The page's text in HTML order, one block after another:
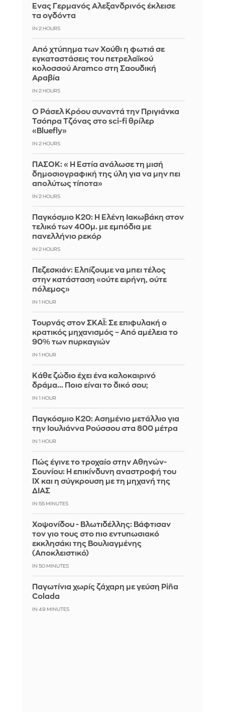
Ένας Γερμανός Αλεξανδρινός έκλεισε
τα ογδόντα
IN 2 HOURS
Από χτύπημα των Χούθι η φωτιά σε
εγκαταστάσεις του πετρελαϊκού
κολοσσού Aramco στη Σαουδική
Αραβία
IN 2 HOURS
Ο Ράσελ Κρόου συναντά την Πριγιάνκα
Τσόπρα Τζόνας στο sci-fi θρίλερ
«Bluefly»
IN 2 HOURS
ΠΑΣΟΚ: «Η Εστία ανάλωσε τη μισή
δημοσιογραφική της ύλη για να μην πει
απολύτως τίποτα»
IN 2 HOURS
Παγκόσμιο Κ20: Η Ελένη Ιακωβάκη στον
τελικό των 400μ. με εμπόδια με
πανελλήνιο ρεκόρ
IN 2 HOURS
Πεζεσκιάν: Ελπίζουμε να μπει τέλος
στην κατάσταση «ούτε ειρήνη, ούτε
πόλεμος»
IN 1 HOUR
Τουρνάς στον ΣΚΑΪ: Σε επιφυλακή ο
κρατικός μηχανισμός – Από αμέλεια το
90% των πυρκαγιών
IN 1 HOUR
Κάθε ζώδιο έχει ένα καλοκαιρινό
δράμα... Ποιο είναι το δικό σου;
IN 1 HOUR
Παγκόσμιο Κ20: Ασημένιο μετάλλιο για
την Ιουλιάννα Ρούσσου στα 800 μέτρα
IN 1 HOUR
Πώς έγινε το τροχαίο στην Αθηνών-
Σουνίου: Η επικίνδυνη αναστροφή του
ΙΧ και η σύγκρουση με τη μηχανή της
ΔΙΑΣ
IN 55 MINUTES
Χοψονίδου - Βλωτιδέλλης: Βάφτισαν
τον γιο τους στο πιο εντυπωσιακό
εκκλησάκι της Βουλιαγμένης
(Αποκλειστικό)
IN 50 MINUTES
Παγωτίνια χωρίς ζάχαρη με γεύση Piña
Colada
IN 49 MINUTES